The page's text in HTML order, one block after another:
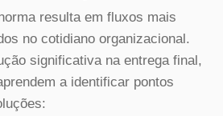
resulta em fluxos mais
no cotidiano organizacional.
significativa na entrega final,
a identificar pontos